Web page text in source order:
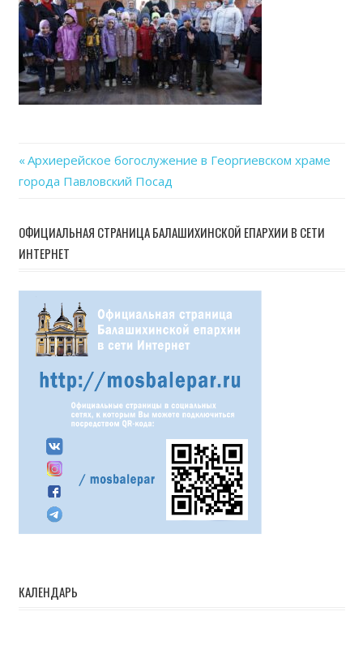
Навигация
записям
Previous
Post:
Архиерейское богослужение в Георгиевском храме
города Павловский Посад
ОФИЦИАЛЬНАЯ СТРАНИЦА БАЛАШИХИНСКОЙ ЕПАРХИИ В СЕТИ
ИНТЕРНЕТ
КАЛЕНДАРЬ